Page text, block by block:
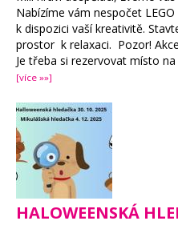
Nabízíme vám nespočet
k dispozici vaší kreativitě.
prostor k relaxaci. Pozor!
Je třeba si rezervovat místo
[více »»]
HALOWEENSKÁ